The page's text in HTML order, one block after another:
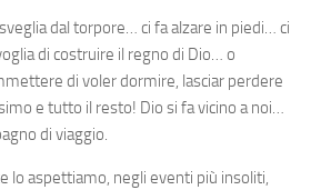
dal torpore… ci fa alzare in piedi… ci
di costruire il regno di Dio… o
di voler dormire, lasciar perdere
e tutto il resto! Dio si fa vicino a noi…
di viaggio.
lo aspettiamo, negli eventi più insoliti,